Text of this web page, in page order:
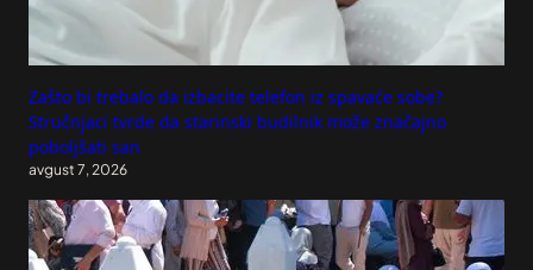
Zašto bi trebalo da izbacite telefon iz spavaće sobe?
Stručnjaci tvrde da starinski budilnik može značajno
poboljšati san
avgust 7, 2026